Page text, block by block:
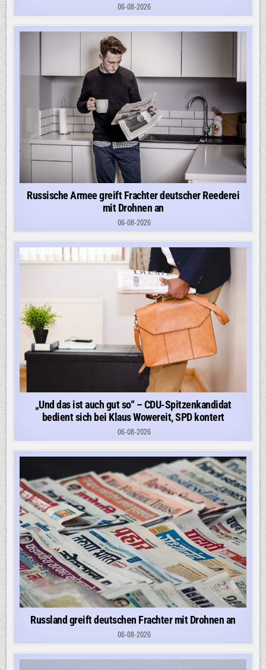
06-08-2026
Russische Armee greift Frachter deutscher Reederei
mit Drohnen an
06-08-2026
„Und das ist auch gut so“ – CDU-Spitzenkandidat
bedient sich bei Klaus Wowereit, SPD kontert
06-08-2026
Russland greift deutschen Frachter mit Drohnen an
06-08-2026